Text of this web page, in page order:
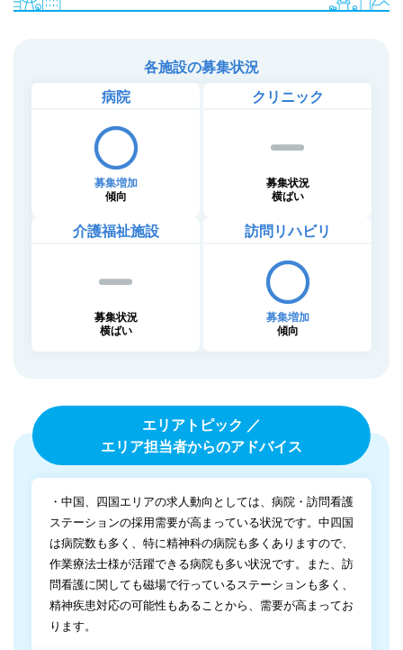
各施設の募集状況
病院
募集増加
傾向
クリニック
募集状況
横ばい
介護福祉施設
募集状況
横ばい
訪問リハビリ
募集増加
傾向
エリアトピック ／
エリア担当者からのアドバイス
・中国、四国エリアの求人動向としては、病院・訪問看護
ステーションの採用需要が高まっている状況です。中四国
は病院数も多く、特に精神科の病院も多くありますので、
作業療法士様が活躍できる病院も多い状況です。また、訪
問看護に関しても磁場で行っているステーションも多く、
精神疾患対応の可能性もあることから、需要が高まってお
ります。